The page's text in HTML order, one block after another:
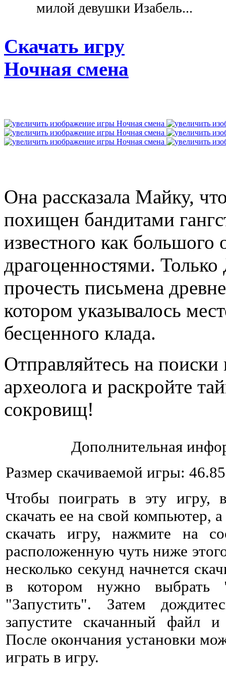
милой девушки Изабель...
Скачать игру
Ночная смена
Она рассказала Майку,
похищен бандитами
известного как большого
драгоценностями.
прочесть письмена
котором указывалось
бесценного клада.
Отправляйтесь на
археолога и раскройте
сокровищ!
Дополнительная
Размер скачиваемой игры:
Чтобы поиграть в эту игру,
скачать ее на свой компьютер,
скачать игру, нажмите на
расположенную чуть ниже
несколько секунд начнется
в котором нужно выбрать
"Запустить". Затем
запустите скачанный файл и
После окончания установки
играть в игру.